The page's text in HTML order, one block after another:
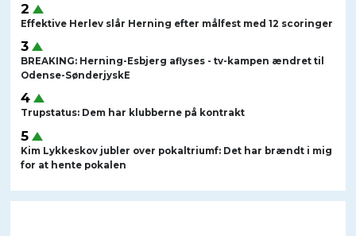
Effektive Herlev slår Herning efter målfest med 12 scoringer
BREAKING: Herning-Esbjerg aflyses - tv-kampen ændret til
Odense-SønderjyskE
Trupstatus: Dem har klubberne på kontrakt
Kim Lykkeskov jubler over pokaltriumf: Det har brændt i mig
for at hente pokalen